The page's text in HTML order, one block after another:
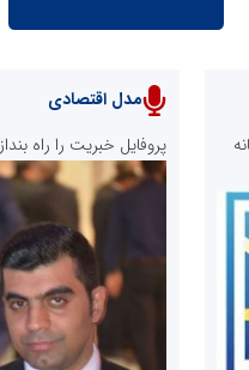
مدل اقتصادی
پروفایل خبریت را راه بنداز